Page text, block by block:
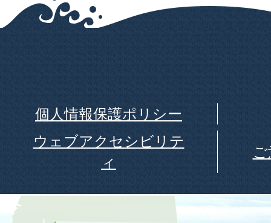
個人情報保護ポリシー
ウェブアクセシビリテ
ィ